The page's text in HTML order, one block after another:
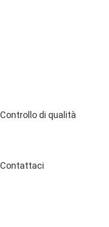
Controllo di qualità
Contattaci